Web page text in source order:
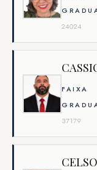
24024
FAIXA
37179